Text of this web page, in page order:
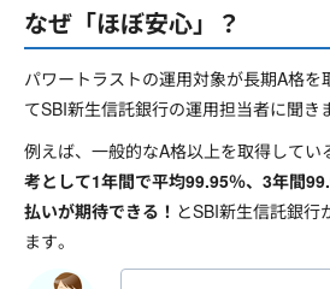
なぜ「ほぼ安心」？
パワートラストの運用対象が長期A格を
てSBI新生信託銀行の運用担当者に聞き
例えば、一般的なA格以上を取得してい
考として1年間で平均99.95％、3年間
払いが期待できる！ とSBI新生信託銀行
ます。